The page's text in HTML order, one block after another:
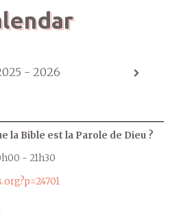
- 2026
la Bible est la Parole de Dieu ?
- 21h30